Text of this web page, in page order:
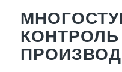
КОНТРОЛЬ